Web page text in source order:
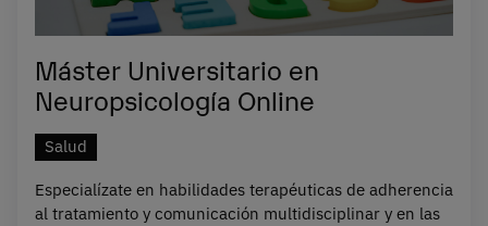
Máster Universitario en
Neuropsicología Online
Salud
Especialízate en habilidades terapéuticas de adherencia
al tratamiento y comunicación multidisciplinar y en las